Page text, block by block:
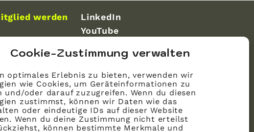
Cookie-Zustimmung verwalten
optimales Erlebnis zu bieten, verwenden wir
wie Cookies, um Geräteinformationen zu
und/oder darauf zuzugreifen. Wenn du diesen
zustimmst, können wir Daten wie das
oder eindeutige IDs auf dieser Website
Wenn du deine Zustimmung nicht erteilst
können bestimmte Merkmale und
werden
LinkedIn
YouTube